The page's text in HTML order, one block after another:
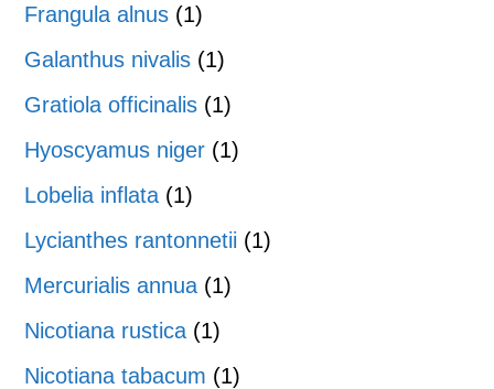
Frangula alnus (1)
Galanthus nivalis (1)
Gratiola officinalis (1)
Hyoscyamus niger (1)
Lobelia inflata (1)
Lycianthes rantonnetii (1)
Mercurialis annua (1)
Nicotiana rustica (1)
Nicotiana tabacum (1)